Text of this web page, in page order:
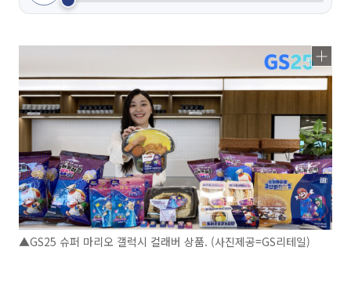
▲GS25 슈퍼 마리오 갤럭시 컬래버 상품. (사진제공=GS리테일)